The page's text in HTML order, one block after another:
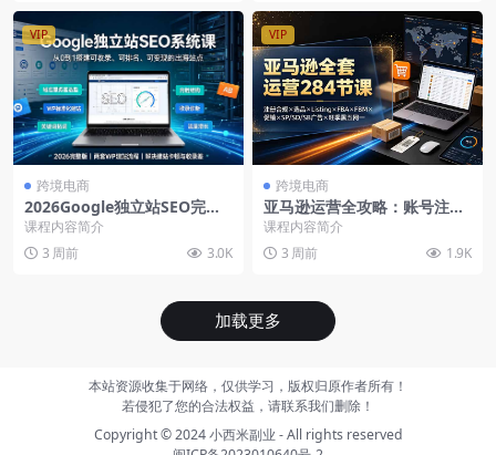
VIP
跨境电商
2026Google独立站SEO完整
版，域名服务器WordPress建
站关键词拓词AI内容批量创作
课程内容简介
3 周前
3.0K
VIP
跨境电商
亚马逊运营全攻略：账号注册
+风控合规+选品+Listing+FB
A+FBM+促销+SP/SD/SB广告
课程内容简介
3 周前
1.9K
加载更多
本站资源收集于网络，仅供学习，版权归原作者所有！
若侵犯了您的合法权益，请联系我们删除！
Copyright © 2024小西米副业 - All rights reserved